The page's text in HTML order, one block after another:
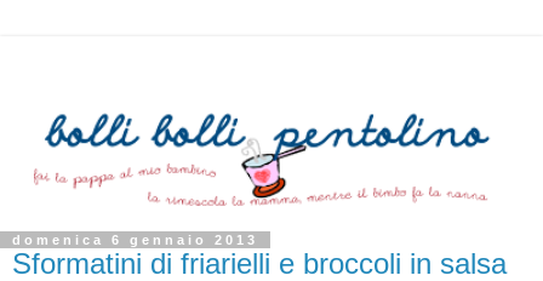
domenica 6 gennaio 2013
Sformatini di friarielli e broccoli in salsa